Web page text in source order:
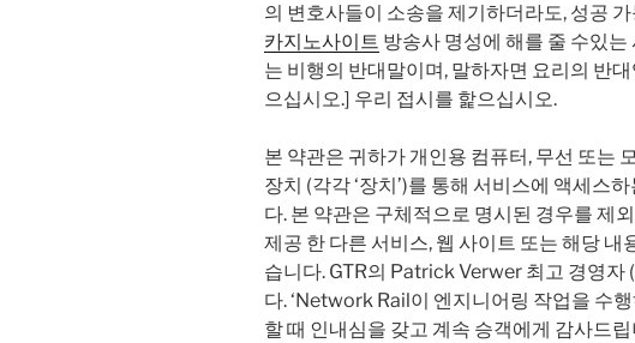
의 변호사들이 소송을 제기하더라도, 성공
카지노사이트 방송사 명성에 해를 줄 수있는
는 비행의 반대말이며, 말하자면 요리의 반
으십시오.] 우리 접시를 핥으십시오.
본 약관은 귀하가 개인용 컴퓨터, 무선 또는
장치 (각각 ‘장치’)를 통해 서비스에 액세스
다. 본 약관은 구체적으로 명시된 경우를 제
제공 한 다른 서비스, 웹 사이트 또는 해당 내
습니다. GTR의 Patrick Verwer 최고 경영자
다. ‘Network Rail이 엔지니어링 작업을 수
할 때 인내심을 갖고 계속 승객에게 감사드